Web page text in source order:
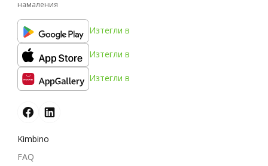
намаления
Изтегли в
Изтегли в
Изтегли в
Kimbino
FAQ